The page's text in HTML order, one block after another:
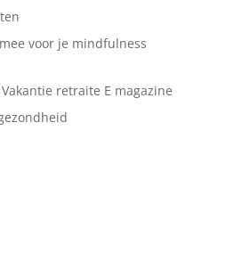
voor je mindfulness
retraite E magazine